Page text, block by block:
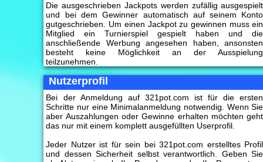
Die ausgeschrieben Jackpots werden zufällig ausgespielt
und bei dem Gewinner automatisch auf seinem Konto
gutgeschrieben. Um einen Jackpot zu gewinnen muss ein
Mitglied ein Turnierspiel gespielt haben und die
anschließende Werbung angesehen haben, ansonsten
besteht keine Möglichkeit an der Ausspielung
teilzunehmen.
Nutzerprofil
Bei der Anmeldung auf 321pot.com ist für die ersten
Schritte nur eine Minimalanmeldung notwendig. Wenn Sie
aber Auszahlungen oder Gewinne erhalten möchten geht
das nur mit einem komplett ausgefüllten Userprofil.
Jeder Nutzer ist für sein bei 321pot.com erstelltes Profil
und dessen Sicherheit selbst verantwortlich. Geben Sie